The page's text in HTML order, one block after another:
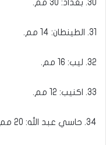
30. بغداد: 30 مم.
31. الطينطان: 14 مم.
32. ليب: 16 مم.
33. اكنيب: 12 مم.
34. حاسي عبد الله: 20 مم.